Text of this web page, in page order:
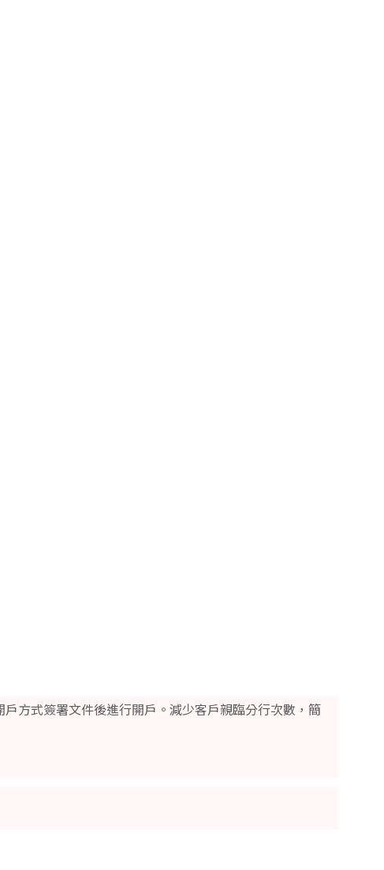
方式簽署文件後進行開戶。減少客戶親臨分行次數，簡